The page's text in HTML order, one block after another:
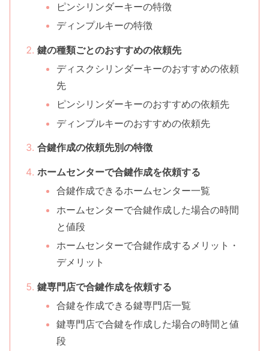
ピンシリンダーキーの特徴
ディンプルキーの特徴
鍵の種類ごとのおすすめの依頼先
ディスクシリンダーキーのおすすめの依頼
先
ピンシリンダーキーのおすすめの依頼先
ディンプルキーのおすすめの依頼先
合鍵作成の依頼先別の特徴
ホームセンターで合鍵作成を依頼する
合鍵作成できるホームセンター一覧
ホームセンターで合鍵作成した場合の時間
と値段
ホームセンターで合鍵作成するメリット・
デメリット
鍵専門店で合鍵作成を依頼する
合鍵を作成できる鍵専門店一覧
鍵専門店で合鍵を作成した場合の時間と値
段